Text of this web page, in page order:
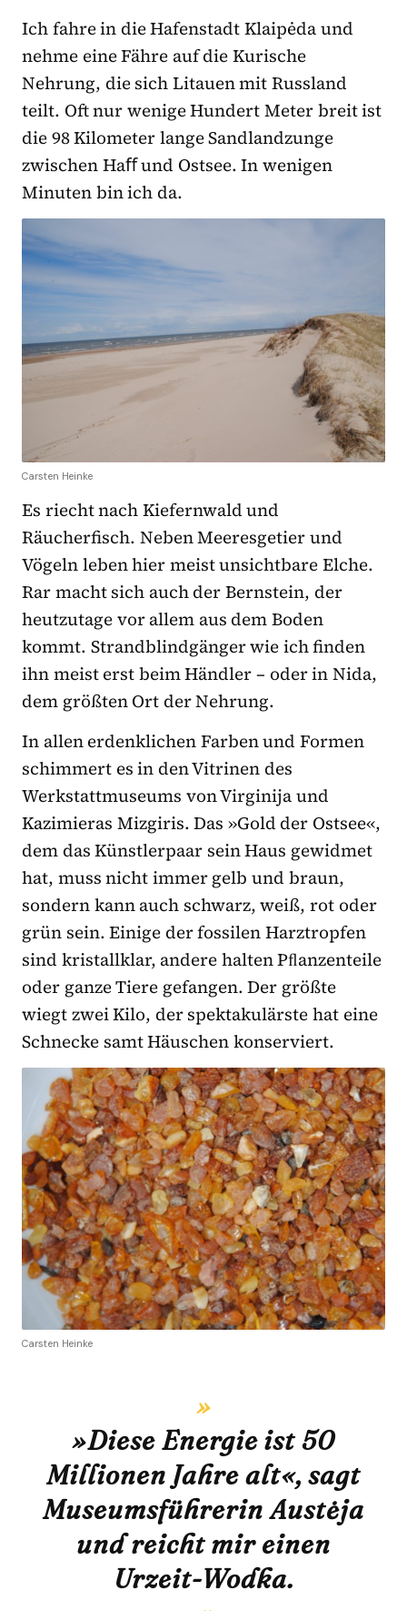
Ich fahre in die Hafenstadt Klaipėda und
nehme eine Fähre auf die Kurische
Nehrung, die sich Litauen mit Russland
teilt. Oft nur wenige Hundert Meter breit ist
die 98 Kilometer lange Sandlandzunge
zwischen Haﬀ und Ostsee. In wenigen
Minuten bin ich da.
Carsten Heinke
Es riecht nach Kiefernwald und
Räucherfisch. Neben Meeresgetier und
Vögeln leben hier meist unsichtbare Elche.
Rar macht sich auch der Bernstein, der
heutzutage vor allem aus dem Boden
kommt. Strandblindgänger wie ich finden
ihn meist erst beim Händler – oder in Nida,
dem größten Ort der Nehrung.
In allen erdenklichen Farben und Formen
schimmert es in den Vitrinen des
Werkstattmuseums von Virginija und
Kazimieras Mizgiris. Das »Gold der Ostsee«,
dem das Künstlerpaar sein Haus gewidmet
hat, muss nicht immer gelb und braun,
sondern kann auch schwarz, weiß, rot oder
grün sein. Einige der fossilen Harztropfen
sind kristallklar, andere halten Pﬂanzenteile
oder ganze Tiere gefangen. Der größte
wiegt zwei Kilo, der spektakulärste hat eine
Schnecke samt Häuschen konserviert.
Carsten Heinke
»Diese Energie ist 50
Millionen Jahre alt«, sagt
Museumsführerin Austėja
und reicht mir einen
Urzeit-Wodka.